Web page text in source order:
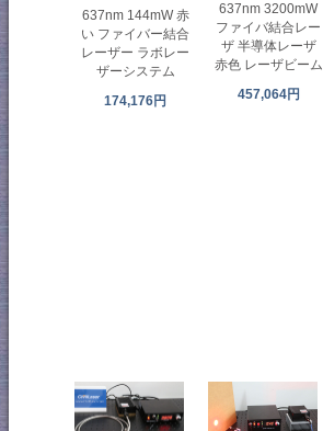
637nm 144mW 赤
い ファイバー結合
レーザー ラボレー
ザーシステム
174,176円
637nm 3200mW
ファイバ結合レー
ザ 半導体レーザ
赤色 レーザビーム
457,064円